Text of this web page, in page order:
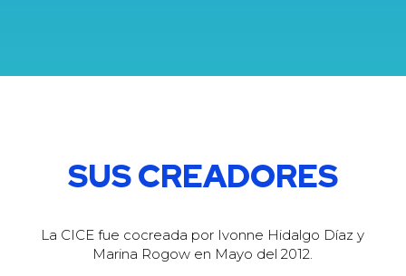
SUS CREADORES
La CICE fue cocreada por Ivonne Hidalgo Díaz y
Marina Rogow en Mayo del 2012.